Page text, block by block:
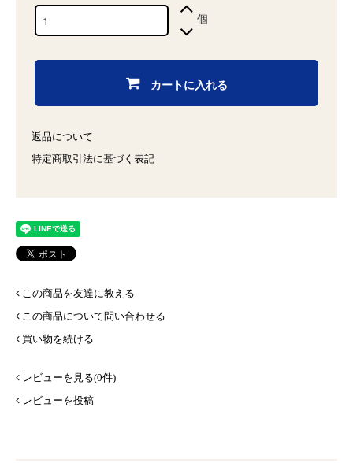
個
カートに入れる
返品について
特定商取引法に基づく表記
この商品を友達に教える
この商品について問い合わせる
買い物を続ける
レビューを見る(0件)
レビューを投稿